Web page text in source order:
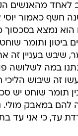
לאחד מהאנשים
חשף כאמור יוסי
הוא נמצא
ביטון ותומר
שיבש בעניין זה
במה לשלושה
זה שיבוש הליכי
ובין תומר שוחט יש
להם במאבק
עד, כי אני עד